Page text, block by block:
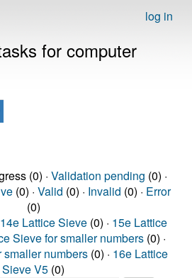
log in
for computer
(0) · Validation pending (0) ·
(0) · Valid (0) · Invalid (0) · Error
(0)
14e Lattice Sieve (0) · 15e Lattice
Sieve for smaller numbers (0) ·
smaller numbers (0) · 16e Lattice
Sieve V5 (0)